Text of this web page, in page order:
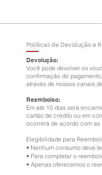
Políticas de Devolução e
Devolução:
Você pode devolver os
confirmação do
através de nossos canais
Reembolso:
Em até 10 dias será
cartão de crédito ou em
ocorrerá de acordo com
Elegibilidade para
• Nenhum consumo deve
• Para completar o
• Apenas oferecemos o